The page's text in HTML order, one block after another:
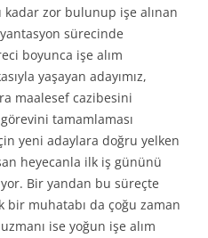
zor bulunup işe alınan
sürecinde
boyunca işe alım
yaşayan adayımız,
maalesef cazibesini
tamamlaması
yeni adaylara doğru yelken
heyecanla ilk iş gününü
Bir yandan bu süreçte
bir muhatabı da çoğu zaman
ise yoğun işe alım